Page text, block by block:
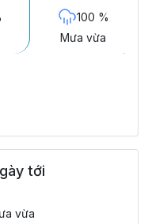
100 %
Mưa vừa
tới
vừa